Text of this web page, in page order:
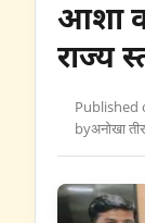
आशा
राज्य
Published
byअनोखा तीर